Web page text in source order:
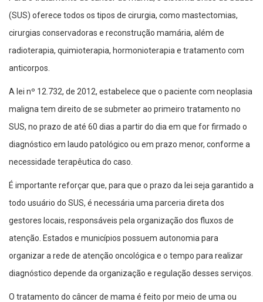
(SUS) oferece todos os tipos de cirurgia, como mastectomias,
cirurgias conservadoras e reconstrução mamária, além de
radioterapia, quimioterapia, hormonioterapia e tratamento com
anticorpos.
A lei nº 12.732, de 2012, estabelece que o paciente com neoplasia
maligna tem direito de se submeter ao primeiro tratamento no
SUS, no prazo de até 60 dias a partir do dia em que for firmado o
diagnóstico em laudo patológico ou em prazo menor, conforme a
necessidade terapêutica do caso.
É importante reforçar que, para que o prazo da lei seja garantido a
todo usuário do SUS, é necessária uma parceria direta dos
gestores locais, responsáveis pela organização dos fluxos de
atenção. Estados e municípios possuem autonomia para
organizar a rede de atenção oncológica e o tempo para realizar
diagnóstico depende da organização e regulação desses serviços.
O tratamento do câncer de mama é feito por meio de uma ou